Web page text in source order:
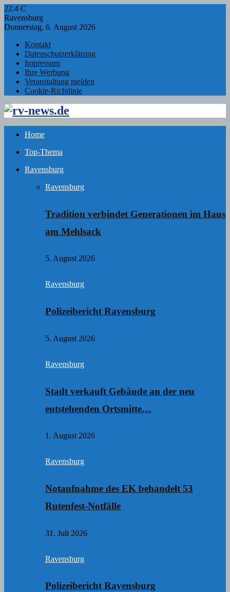
22.4 C
Ravensburg
Donnerstag, 6. August 2026
Kontakt
Datenschutzerklärung
Impressum
Ihre Werbung
Veranstaltung melden
Cookie-Richtlinie
Facebook
Twitter
Instagram
Email
Rss
Home
Top-Thema
Ravensburg
Ravensburg
Tradition verbindet Generationen im Haus
am Mehlsack
5. August 2026
Ravensburg
Polizeibericht Ravensburg
5. August 2026
Ravensburg
Stadt verkauft Gebäude an der neu
entstehenden Ortsmitte…
1. August 2026
Ravensburg
Notaufnahme des EK behandelt 53
Rutenfest-Notfälle
31. Juli 2026
Ravensburg
Polizeibericht Ravensburg